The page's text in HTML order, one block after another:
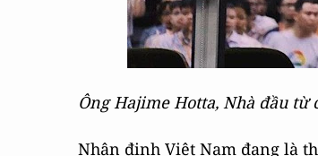
Ông Hajime Hotta, Nhà đầu từ
Nhận định Việt Nam đang là